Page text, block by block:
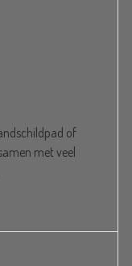
of
met veel